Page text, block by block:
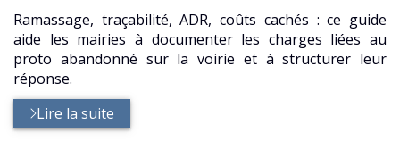
Ramassage, traçabilité, ADR, coûts cachés : ce guide
aide les mairies à documenter les charges liées au
proto abandonné sur la voirie et à structurer leur
réponse.
Lire la suite